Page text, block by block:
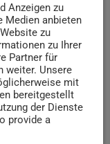
Anzeigen zu
Medien anbieten
zu
zu Ihrer
Partner für
weiter. Unsere
mit
bereitgestellt
der Dienste
provide a